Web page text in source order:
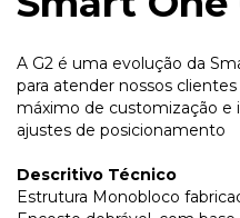
A G2 é uma evolução da
para atender nossos
máximo de customização e
ajustes de posicionamento
Descritivo Técnico
Estrutura Monobloco